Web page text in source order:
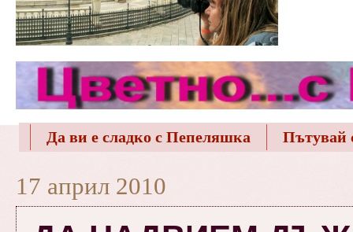
Да ви е сладко с Пепеляшка Пътувай
17 април 2010